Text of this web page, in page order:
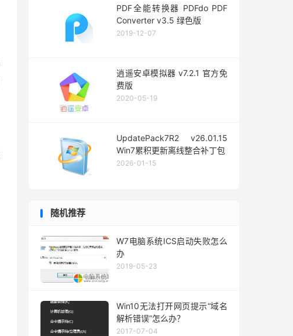
PDF全能转换器 PDFdo PDF
Converter v3.5 绿色版
2019-12-07
逍遥安卓模拟器 v7.2.1 官方免
费版
2020-05-19
UpdatePack7R2 v26.01.15
Win7累积更新离线整合补丁包
2026-01-15
随机推荐
W7电脑系统ICS启动失败怎么
办
2019-05-23
Win10无法打开网页提示“域名
解析错误”怎么办？
2017-07-04